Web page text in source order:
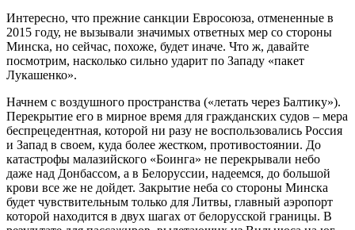
Интересно, что прежние санкции Евросоюза, отмененные в
2015 году, не вызывали значимых ответных мер со стороны
Минска, но сейчас, похоже, будет иначе. Что ж, давайте
посмотрим, насколько сильно ударит по Западу «пакет
Лукашенко».
Начнем с воздушного пространства («летать через Балтику»).
Перекрытие его в мирное время для гражданских судов – мера
беспрецедентная, которой ни разу не воспользовались Россия
и Запад в своем, куда более жестком, противостоянии. До
катастрофы малазийского «Боинга» не перекрывали небо
даже над Донбассом, а в Белоруссии, надеемся, до большой
крови все же не дойдет. Закрытие неба со стороны Минска
будет чувствительным только для Литвы, главный аэропорт
которой находится в двух шагах от белорусской границы. В